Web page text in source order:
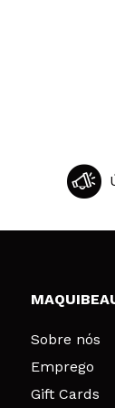
Sobre nós
Emprego
Gift Cards